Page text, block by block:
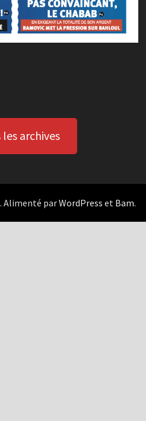
archives
. Alimenté parWordPress et Bam.